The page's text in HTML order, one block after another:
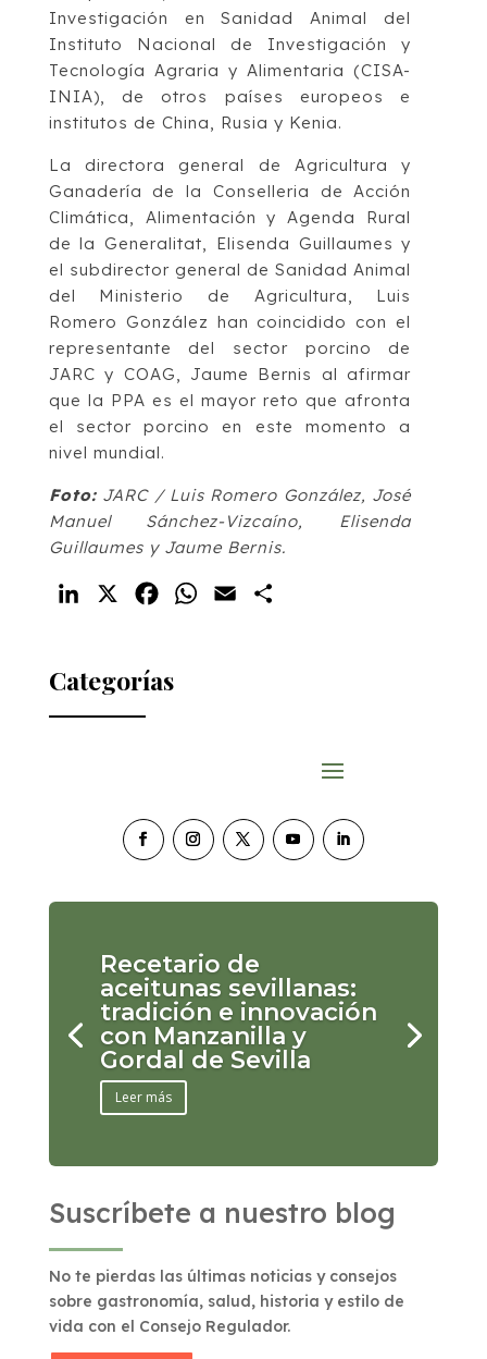
Investigación en Sanidad Animal del
Instituto Nacional de Investigación y
Tecnología Agraria y Alimentaria (CISA-
INIA), de otros países europeos e
institutos de China, Rusia y Kenia.
La directora general de Agricultura y
Ganadería de la Conselleria de Acción
Climática, Alimentación y Agenda Rural
de la Generalitat, Elisenda Guillaumes y
el subdirector general de Sanidad Animal
del Ministerio de Agricultura, Luis
Romero González han coincidido con el
representante del sector porcino de
JARC y COAG, Jaume Bernis al afirmar
que la PPA es el mayor reto que afronta
el sector porcino en este momento a
nivel mundial.
Foto:JARC / Luis Romero González, José
Manuel Sánchez-Vizcaíno, Elisenda
Guillaumes y Jaume Bernis.
LinkedIn FacebookWhatsApp
Email
Categorías
Recetario de
aceitunas sevillanas:
tradición e innovación
con Manzanilla y
Gordal de Sevilla
Leer más
Suscríbete a nuestro blog
No te pierdas las últimas noticias y consejos
sobre gastronomía, salud, historia y estilo de
vida con el Consejo Regulador.